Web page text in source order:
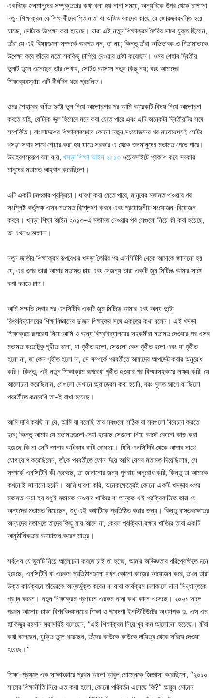
একদিকে জনমানুষের সম্পৃক্ততার কথা বলা হয় নানা সময়ে, অন্যদিকে উপর থেকে চাপানো
নতুন শিক্ষাক্রম যে শিক্ষার্থীদের পিতামাতা বা অভিভাবকদের কাছে যে জোরজবরদস্তি হয়ে
যাচ্ছে, সেটিকে উপেক্ষা করা হয়েছে। যারা এই নতুন শিক্ষাক্রম তৈরির সাথে যুক্ত ছিলেন,
তাঁরা যে এই বিষয়গুলো সম্পর্কে অবগত নন, তা নয়; কিন্তু তাঁরা অভিভাবক ও পিতামাতাকে
উপেক্ষা করে তাঁদের মতো সবকিছু চাপিয়ে দেওয়ার চেষ্টা করেছেন। ওমর শেহাব দ্বিতীয়
ভুলটি তুলে এনেছেন তাঁর লেখায়, সেটিও আসলে নতুন কিছু নয়; বরং আমাদের
শিক্ষাব্যবস্থায় এটি দীর্ঘদিন ধরে প্রচলিত।
ওমর শেহাবের বর্ণিত দুটো ভুল নিয়ে আলোচনার পর আমি আরেকটি বিষয় নিয়ে আলোচনা
করতে যাই, যেটিকে ভুল হিসেবে মনে করা যেতে পারে এবং এটি অনেকটা দ্বিতীয়টির সঙ্গে
সম্পর্কিত। বাংলাদেশের শিক্ষাব্যবস্থায় কোনো নতুন সংযোজনের পর মাঝেমধ্যেই সেটির
খসড়া সবার সাথে শেয়ার করা হয় যাতে সরকার এ থেকে জনমানুষের মতামত পেতে পারে।
উদাহরণস্বরূপ বলা যায়, খসড়া শিক্ষা আইন ২০১৩ ওয়েবসাইটে প্রকাশ করে সরকার
মানুষের মতামত আহ্বান করেছিলো।
এটি একটি চমৎকার প্রক্রিয়া। ধারণা করা যেতে পারে, মানুষের মতামত পাওয়ার পর
সংশ্লিষ্ট কর্তৃপক্ষ এসব মতামত বিশ্লেষণ করবে এবং প্রয়োজনীয় সংযোজন-বিয়োজন
করবে। খসড়া শিক্ষা আইন ২০১৩-এ মতামত নেওয়ার পর সেগুলো নিয়ে কী করা হয়েছে,
তা এখনও অজানা।
নতুন জাতীয় শিক্ষাক্রম রূপরেখার খসড়া তৈরির পর এনসিটিবি থেকে আমাকে জানানো হয়
যে, এর ওপর তারা আমার মতামত চায় এবং সেজন্য তারা একটি জুম মিটিঙে আমার সাথে
কথা বলতে চান।
আমি সম্মতি দেবার পর এনসিটিবি একটি জুম মিটিঙে আমার এবং অন্য দুটো
বিশ্ববিদ্যালয়ের শিক্ষাবিজ্ঞানের দু’জন শিক্ষকের সঙ্গে একত্রে কথা বলেন। এই খসড়া
শিক্ষাক্রম রূপরেখা নিয়ে আমি ও অন্য বিশ্ববিদ্যালয়ের সহকর্মীরা মতামত দেওয়ার পর এসব
মতামত কতোটুকু গৃহীত হলো, যা গৃহীত হলো, সেগুলো কেন গৃহীত হলো এবং যা গৃহীত
হলো না, তা কেন গৃহীত হলো না, সে সম্পর্কে পরবর্তীতে আমাদের আপডেট করার অনুরোধ
করি। কিন্তু, এই নতুন শিক্ষাক্রম রূপরেখা গৃহীত হওয়ার পর বিস্ময়সহকারে লক্ষ্য করি, যে
আলোচনা করেছিলাম, সেগুলো সেখানে অ্যাড্রেস করা হয়নি, বরং মূলত আগে যা ছিলো,
পরবর্তীতে কমবেশি তা-ই রাখা হয়েছে।
আমি দাবি করছি না যে, আমি যা বলেছি তার সবগুলো সঠিক বা সবগুলো বিবেচনা করতে
হবে; কিন্তু আমার যে মতামতগুলো নেয়া হয়েছে সেগুলো নিয়ে আদৌ কোনো কাজ করা
হয়েছে কি না সেটি জানার অধিকার রাখি বোধহয়। যিনি এনসিটিবি থেকে আমার সাথে
যোগাযোগ করেছিলেন, তাঁকে পরবর্তীতে ফোন দিয়ে আমি যেসব মতামত দিয়েছিলাম, সে
সম্পর্কে এনসিটিবি কী ভেবেছে, তা জানানোর জন্য পুনরায় অনুরোধ করি, কিন্তু তা আমাকে
কখনোই জানানো হয়নি। আমি ধারণা করি, অনেকক্ষেত্রেই কোনো একটি খসড়ার ওপর
মতামত নেয়া হয় শুধুই মতামত নেওয়ার খাতিরে বা অন্তত এই প্রক্রিয়াটিতে তারা যে
অন্যদের মতামত নিয়েছেন, শুধু এই কথাটিকে প্রতিষ্ঠিত করার জন্য। কিন্তু বাস্তবক্ষেত্রে
অন্যদের মতামতে তাদের কিছু যায় আসে না, কেবল প্রক্রিয়া রক্ষার খাতিরে তারা একটি
আনুষ্ঠানিকতার আয়োজন করেন মাত্র।
সর্বশেষ যে ভুলটি নিয়ে আলোচনা করতে চাই তা হচ্ছে, আমার অভিজ্ঞতার পরিপ্রেক্ষিতে মনে
হয়েছে, এনসিটিবি বা এরকম প্রতিষ্ঠানগুলো যখন কোনো কাজের আয়োজন করে, তখন তারা
উক্ত কার্যক্রমে তাঁদেরকে অন্তর্ভুক্ত করেন না যারা কার্যক্রম চলাকালে নানা সিদ্ধান্তকে
প্রশ্ন করেন। নতুন শিক্ষাক্রম প্রণয়নে এরকম নানা কথা কানে এসেছে। ২০২১ সালে
প্রথম আলোয় ঢাকা বিশ্ববিদ্যালয়ের শিক্ষা ও গবেষণা ইনস্টিটিউটের অধ্যাপক ড. এস এম
হাফিজুর রহমান সরাসরিই বলেছেন, “এই শিক্ষাক্রম নিয়ে খুব কম আলোচনা হয়েছে। যাঁরা
কথা বলেছেন, যুক্তি তুলে ধরেছেন, তাঁদের কাউকে কাউকে দায়িত্ব থেকে সরিয়ে দেওয়া
হয়েছে।”
শিক্ষা-প্রসঙ্গে এক সাক্ষাৎকারে প্রথম আলো আবুল মোমেনকে জিজ্ঞাসা করেছিলো, “২০১০
সালের শিক্ষানীতি নিয়ে এত কথা হলো, কোনো পরিবর্তন এসেছে কি?” আবুল মোমেন